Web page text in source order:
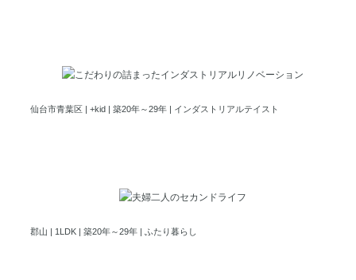
仙台市青葉区 | +kid | 築20年～29年 | インダストリアルテイスト
郡山 | 1LDK | 築20年～29年 | ふたり暮らし